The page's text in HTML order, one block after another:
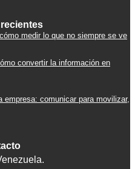
medir lo que no siempre se ve
convertir la información en
comunicar para movilizar,